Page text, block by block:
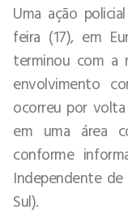
Uma ação
feira (17), em
terminou com a
envolvimento
ocorreu por
em uma área
conforme
Independente
Sul).